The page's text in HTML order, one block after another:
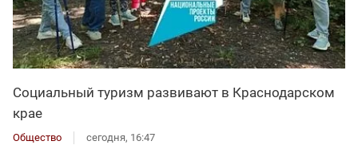
Социальный туризм развивают в Краснодарском
крае
Общество сегодня, 16:47